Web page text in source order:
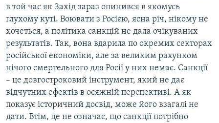
в той час як Захід зараз опинився в якомусь
глухому куті. Воювати з Росією, ясна річ, нікому не
хочеться, а політика санкцій не дала очікуваних
результатів. Так, вона вдарила по окремих секторах
російської економіки, але за великим рахунком
нічого смертельного для Росії у них немає. Санкції
– це довгостроковий інструмент, який не дає
відчутних ефектів в осяжній перспективі. А як
показує історичний досвід, може його взагалі не
дати. Втім, це не означає, що санкції потрібно